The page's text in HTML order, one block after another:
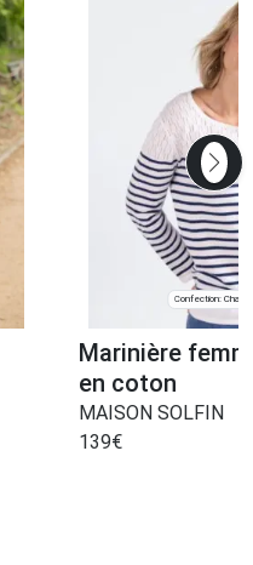
Confection:
Marinière
en coton
MAISON SOLFIN
139€